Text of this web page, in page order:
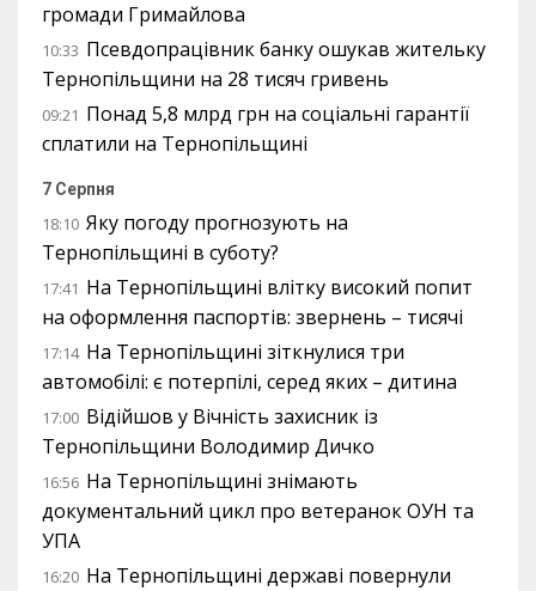
громади Гримайлова
10:33 Псевдопрацівник банку ошукав жительку
Тернопільщини на 28 тисяч гривень
09:21 Понад 5,8 млрд грн на соціальні гарантії
сплатили на Тернопільщині
7 Серпня
18:10 Яку погоду прогнозують на
Тернопільщині в суботу?
17:41 На Тернопільщині влітку високий попит
на оформлення паспортів: звернень – тисячі
17:14 На Тернопільщині зіткнулися три
автомобілі: є потерпілі, серед яких – дитина
17:00 Відійшов у Вічність захисник із
Тернопільщини Володимир Дичко
16:56 На Тернопільщині знімають
документальний цикл про ветеранок ОУН та
УПА
16:20 На Тернопільщині державі повернули